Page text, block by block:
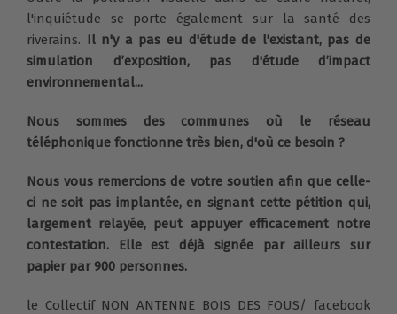
l'inquiétude se porte également sur la santé des
riverains. Il n'y a pas eu d'étude de l'existant, pas de
simulation d’exposition, pas d'étude d’impact
environnemental...
Nous sommes des communes où le réseau
téléphonique fonctionne très bien, d'où ce besoin ?
Nous vous remercions de votre soutien afin que celle-
ci ne soit pas implantée, en signant cette pétition qui,
largement relayée, peut appuyer efficacement notre
contestation. Elle est déjà signée par ailleurs sur
papier par 900 personnes.
le Collectif NON ANTENNE BOIS DES FOUS/ facebook